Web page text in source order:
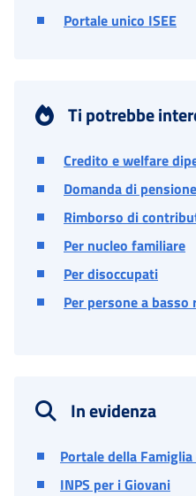
Portale unico ISEE
Ti potrebbe
Credito e welfare
Domanda di pensione
Rimborso di
Per nucleo familiare
Per disoccupati
Per persone a basso
In evidenza
Portale della
INPS per i Giovani